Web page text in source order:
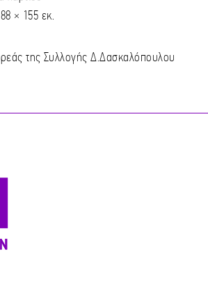
× 155 εκ.
της Συλλογής Δ.Δασκαλόπουλου